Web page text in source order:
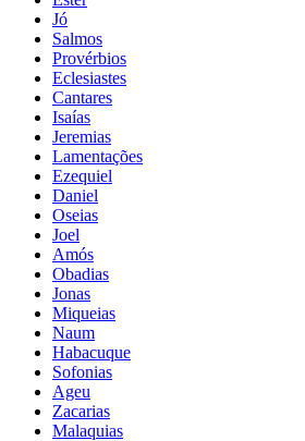
Jó
Salmos
Provérbios
Eclesiastes
Cantares
Isaías
Jeremias
Lamentações
Ezequiel
Daniel
Oseias
Joel
Amós
Obadias
Jonas
Miqueias
Naum
Habacuque
Sofonias
Ageu
Zacarias
Malaquias